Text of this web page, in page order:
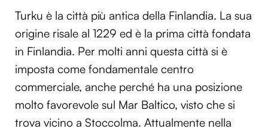
Turku è la città più antica della Finlandia. La sua
origine risale al 1229 ed è la prima città fondata
in Finlandia. Per molti anni questa città si è
imposta come fondamentale centro
commerciale, anche perché ha una posizione
molto favorevole sul Mar Baltico, visto che si
trova vicino a Stoccolma. Attualmente nella